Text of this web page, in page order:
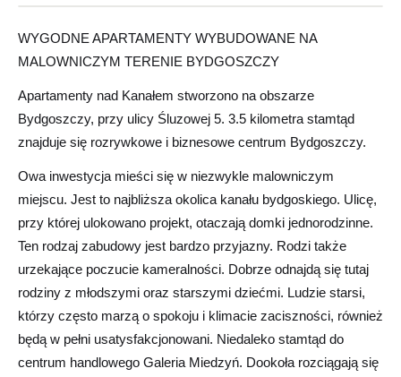
Apartamenty nad Kanałem
+
−
WYGODNE APARTAMENTY WYBUDOWANE NA
MALOWNICZYM TERENIE BYDGOSZCZY
Apartamenty nad Kanałem stworzono na obszarze
Bydgoszczy, przy ulicy Śluzowej 5. 3.5 kilometra stamtąd
znajduje się rozrywkowe i biznesowe centrum Bydgoszczy.
Owa inwestycja mieści się w niezwykle malowniczym
miejscu. Jest to najbliższa okolica kanału bydgoskiego. Ulicę,
przy której ulokowano projekt, otaczają domki jednorodzinne.
Ten rodzaj zabudowy jest bardzo przyjazny. Rodzi także
urzekające poczucie kameralności. Dobrze odnajdą się tutaj
rodziny z młodszymi oraz starszymi dziećmi. Ludzie starsi,
którzy często marzą o spokoju i klimacie zaciszności, również
będą w pełni usatysfakcjonowani. Niedaleko stamtąd do
centrum handlowego Galeria Miedzyń. Dookoła rozciągają się